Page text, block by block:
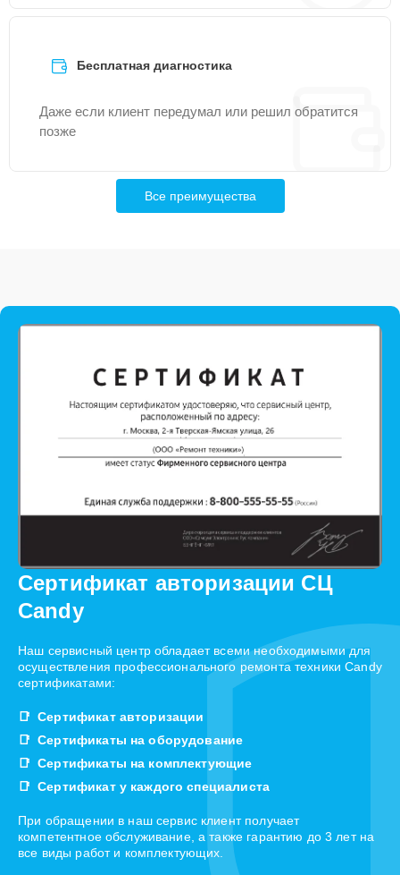
Бесплатная диагностика
Даже если клиент передумал или решил обратится
позже
Все преимущества
Сертификат авторизации СЦ
Candy
Наш сервисный центр обладает всеми необходимыми для
осуществления профессионального ремонта техники Candy
сертификатами:
Сертификат авторизации
Сертификаты на оборудование
Сертификаты на комплектующие
Сертификат у каждого специалиста
При обращении в наш сервис клиент получает
компетентное обслуживание, а также гарантию до 3 лет на
все виды работ и комплектующих.